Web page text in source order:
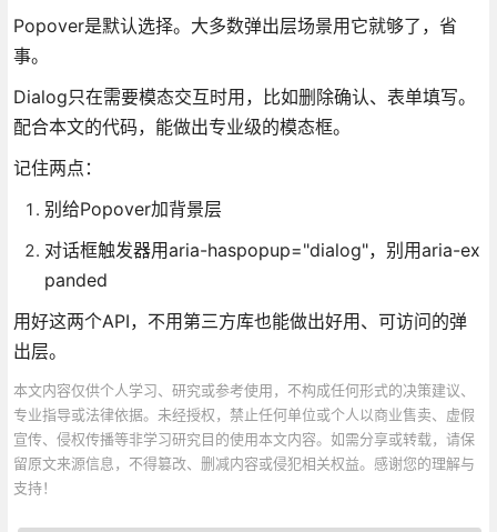
Popover是默认选择。大多数弹出层场景用它就够了，省
事。
Dialog只在需要模态交互时用，比如删除确认、表单填写。
配合本文的代码，能做出专业级的模态框。
记住两点：
别给Popover加背景层
对话框触发器用aria-haspopup="dialog"，别用aria-ex
panded
用好这两个API，不用第三方库也能做出好用、可访问的弹
出层。
本文内容仅供个人学习、研究或参考使用，不构成任何形式的决策建议、
专业指导或法律依据。未经授权，禁止任何单位或个人以商业售卖、虚假
宣传、侵权传播等非学习研究目的使用本文内容。如需分享或转载，请保
留原文来源信息，不得篡改、删减内容或侵犯相关权益。感谢您的理解与
支持！